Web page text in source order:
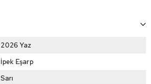
2026 Yaz
İpek Eşarp
Sarı